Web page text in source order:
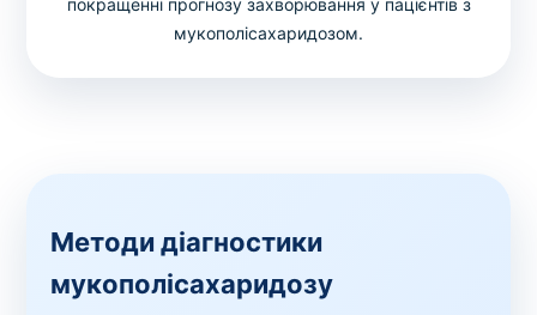
мукополісахаридозом.
Методи діагностики
мукополісахаридозу